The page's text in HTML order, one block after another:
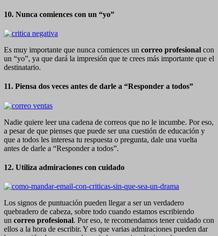
10. Nunca comiences con un “yo”
Es muy importante que nunca comiences un correo profesional con
un “yo”, ya que dará la impresión que te crees más importante que el
destinatario.
11. Piensa dos veces antes de darle a “Responder a todos”
Nadie quiere leer una cadena de correos que no le incumbe. Por eso,
a pesar de que pienses que puede ser una cuestión de educación y
que a todos les interesa tu respuesta o pregunta, dale una vuelta
antes de darle a “Responder a todos”.
12. Utiliza admiraciones con cuidado
Los signos de puntuación pueden llegar a ser un verdadero
quebradero de cabeza, sobre todo cuando estamos escribiendo
un correo profesional. Por eso, te recomendamos tener cuidado con
ellos a la hora de escribir. Y es que varias admiraciones pueden dar